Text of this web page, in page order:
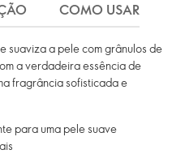
COMO USAR
suaviza a pele com grânulos de
a verdadeira essência de
fragrância sofisticada e
para uma pele suave